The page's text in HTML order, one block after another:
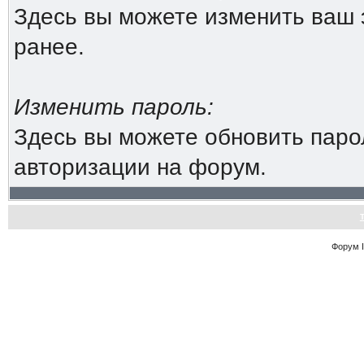
Здесь вы можете изменить ваш
ранее.
Изменить пароль:
Здесь вы можете обновить
авторизации на форум.
Форум